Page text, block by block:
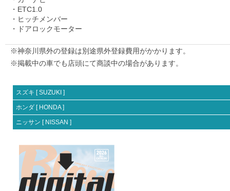
・ETC1.0
・ヒッチメンバー
・ドアロックモーター
※神奈川県外の登録は別途県外登録費用がかかります。
※掲載中の車でも店頭にて商談中の場合があります。
スズキ [ SUZUKI ]
ホンダ [ HONDA ]
ニッサン [ NISSAN ]